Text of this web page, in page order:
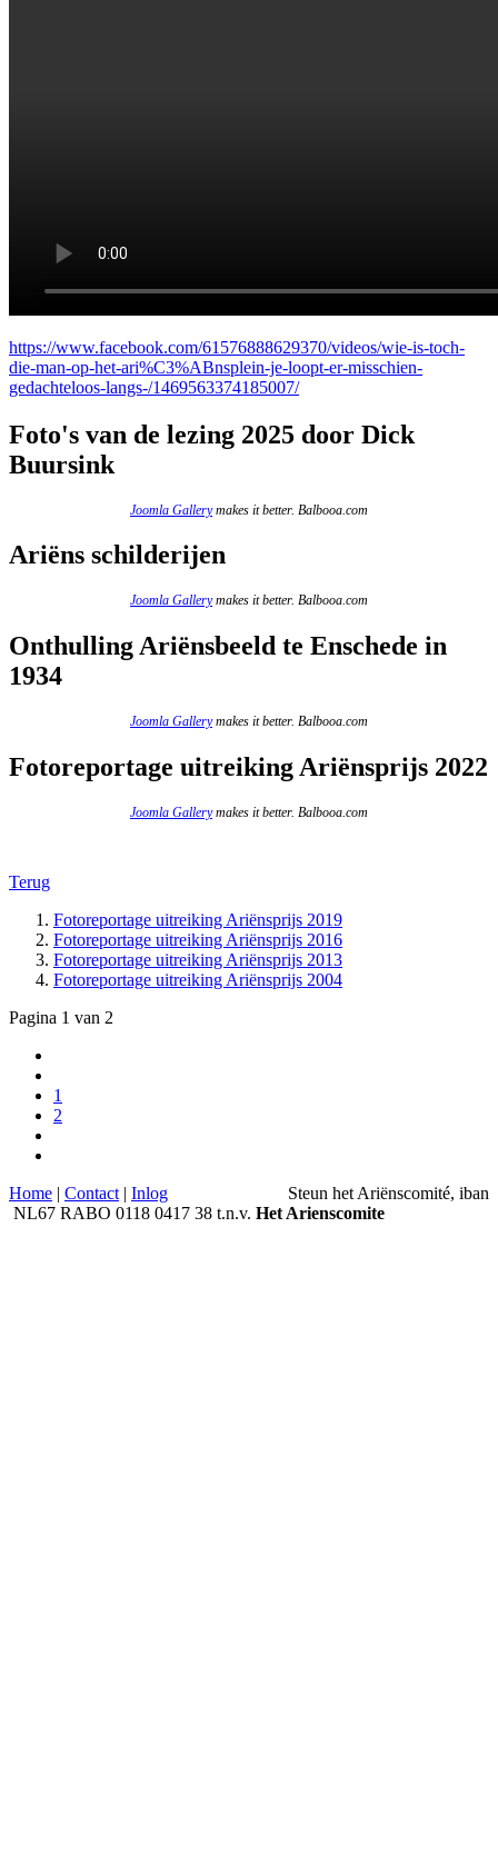
https://www.facebook.com/61576888629370/videos/wie-is-toch-
die-man-op-het-ari%C3%ABnsplein-je-loopt-er-misschien-
gedachteloos-langs-/1469563374185007/
Foto's van de lezing 2025 door Dick
Buursink
Joomla Gallerymakes it better. Balbooa.com
Ariëns schilderijen
Joomla Gallerymakes it better. Balbooa.com
Onthulling Ariënsbeeld te Enschede in
1934
Joomla Gallerymakes it better. Balbooa.com
Fotoreportage uitreiking Ariënsprijs 2022
Joomla Gallerymakes it better. Balbooa.com
Terug
Fotoreportage uitreiking Ariënsprijs 2019
Fotoreportage uitreiking Ariënsprijs 2016
Fotoreportage uitreiking Ariënsprijs 2013
Fotoreportage uitreiking Ariënsprijs 2004
Pagina 1 van 2
1
2
Home | Contact | Inlog Steun het Ariënscomité, iban
NL67 RABO 0118 0417 38 t.n.v. Het Arienscomite